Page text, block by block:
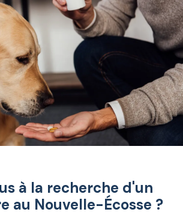
à la recherche d'un
au Nouvelle-Écosse ?